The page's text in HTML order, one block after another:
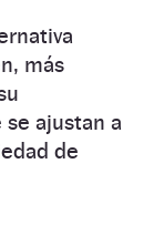
más
ajustan a
de